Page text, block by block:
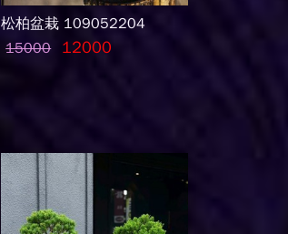
松柏盆栽 109052204
15000
12000